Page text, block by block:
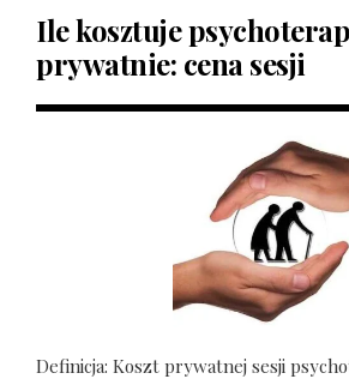
Ile kosztuje
prywatnie: cena sesji
Definicja: Koszt prywatnej sesji